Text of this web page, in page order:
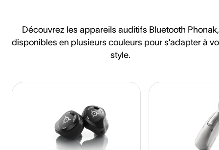
Découvrez les appareils auditifs Bluetooth Phonak,
disponibles en plusieurs couleurs pour s’adapter à
style.